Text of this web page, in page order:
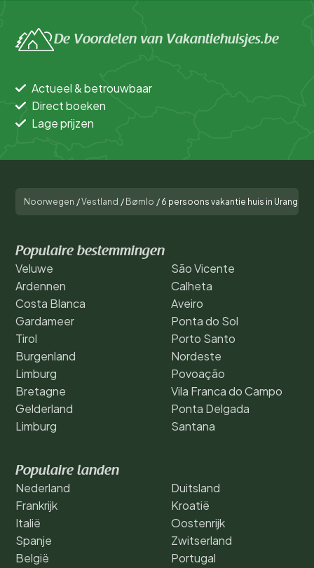
De Voordelen van Vakantiehuisjes.be
Actueel & betrouwbaar
Direct boeken
Lage prijzen
Noorwegen /Vestland / Bømlo / 6 persoons vakantie huis in
Populaire bestemmingen
Veluwe
Ardennen
Costa Blanca
Gardameer
Tirol
Burgenland
Limburg
Bretagne
Gelderland
Limburg
São Vicente
Calheta
Aveiro
Ponta do Sol
Porto Santo
Nordeste
Povoação
Vila Franca do Campo
Ponta Delgada
Santana
Populaire landen
Nederland
Frankrijk
Italië
Spanje
België
Duitsland
Kroatië
Oostenrijk
Zwitserland
Portugal